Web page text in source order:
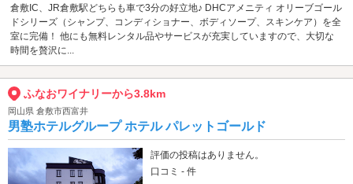
倉敷IC、JR倉敷駅どちらも車で3分の好立地♪ DHCアメニティ オリーブゴール
ドシリーズ（シャンプ、コンディショナー、ボディソープ、スキンケア）を全
室に完備！ 他にも無料レンタル品やサービスが充実していますので、大切な
時間を贅沢に...
ふなおワイナリーから3.8km
岡山県 倉敷市西富井
男塾ホテルグループ ホテル パレットゴールド
評価の投稿はありません。
口コミ - 件